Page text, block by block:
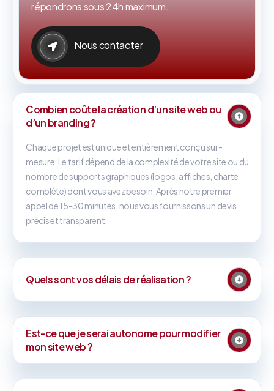
répondrons sous 24h maximum.
Nous contacter
Combien coûte la création d’un site web ou
d’un branding ?
Chaque projet est unique et entièrement conçu sur-
mesure. Le tarif dépend de la complexité de votre site ou du
nombre de supports graphiques (logos, affiches, charte
complète) dont vous avez besoin. Après notre premier
appel de 15-30 minutes, nous vous fournissons un devis
précis et transparent.
Quels sont vos délais de réalisation ?
Est-ce que je serai autonome pour modifier
mon site web ?